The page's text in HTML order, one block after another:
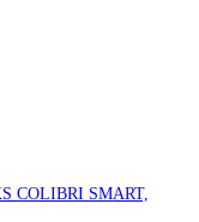
COLIBRI SMART,